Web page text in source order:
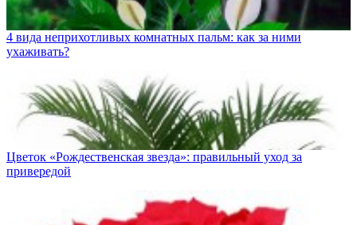
4 вида неприхотливых комнатных пальм: как за ними
ухаживать?
Цветок «Рождественская звезда»: правильный уход за
привередой